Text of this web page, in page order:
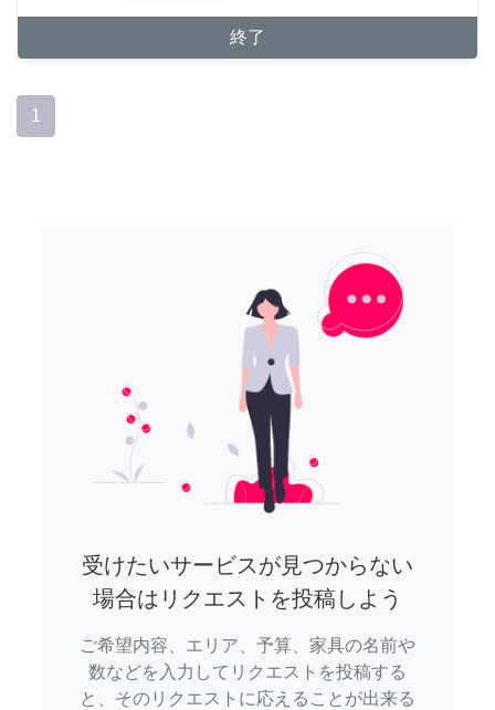
終了
1
受けたいサービスが見つからない
場合はリクエストを投稿しよう
ご希望内容、エリア、予算、家具の名前や
数などを入力してリクエストを投稿する
と、そのリクエストに応えることが出来る